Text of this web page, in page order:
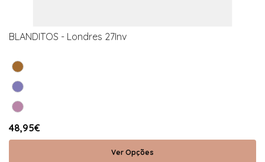
BLANDITOS - Londres 27Inv
48,95€
Ver Opções